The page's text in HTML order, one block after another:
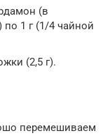
(в
1 г (1/4 чайной
(2,5 г).
перемешиваем